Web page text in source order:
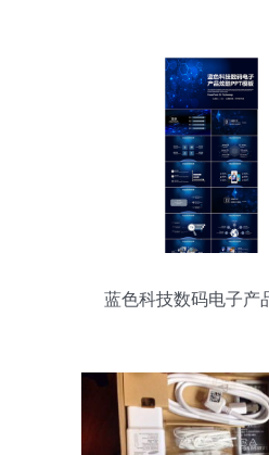
蓝色科技数码电子产